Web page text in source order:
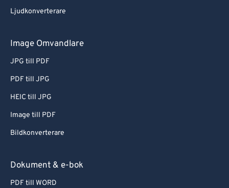
Ljudkonverterare
Image Omvandlare
JPG till PDF
PDF till JPG
HEIC till JPG
Image till PDF
Bildkonverterare
Dokument & e-bok
PDF till WORD